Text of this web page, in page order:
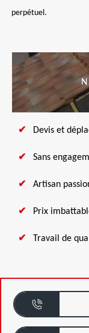
perpétuel.
Devis et
Sans
Artisan
Prix
Travail de